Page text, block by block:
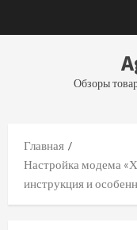
Обзоры
Главная
Настройка модема
инструкция и